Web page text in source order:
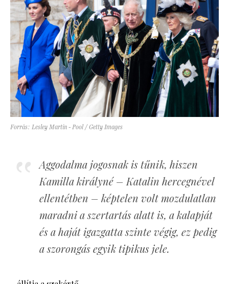
Forrás: Lesley Martin - Pool / Getty Images
Aggodalma jogosnak is tűnik, hiszen
Kamilla királyné – Katalin hercegnével
ellentétben – képtelen volt mozdulatlan
maradni a szertartás alatt is, a kalapját
és a haját igazgatta szinte végig, ez pedig
a szorongás egyik tipikus jele.